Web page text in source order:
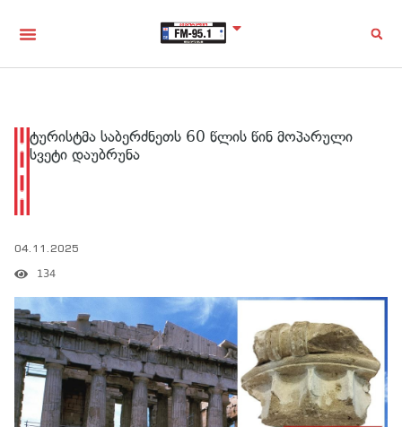
ტურისტმა საბერძნეთს 60 წლის წინ მოპარული
სვეტი დაუბრუნა
04.11.2025
134